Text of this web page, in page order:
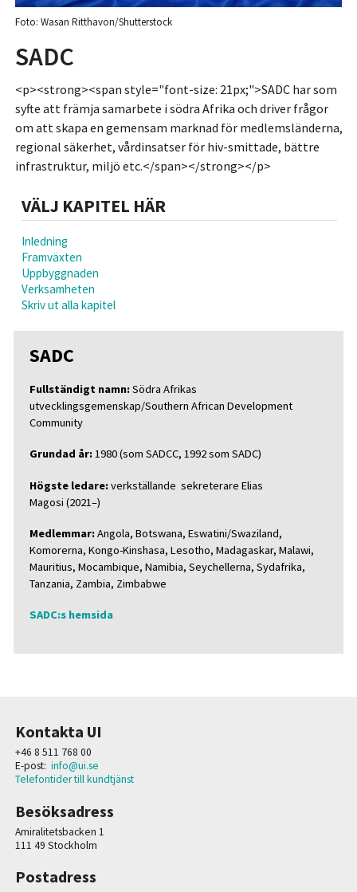
Foto: Wasan Ritthavon/Shutterstock
SADC
<p><strong><span style="font-size: 21px;">SADC har som
syfte att främja samarbete i södra Afrika och driver frågor
om att skapa en gemensam marknad för medlemsländerna,
regional säkerhet, vårdinsatser för hiv-smittade, bättre
infrastruktur, miljö etc.</span></strong></p>
VÄLJ KAPITEL HÄR
Inledning
Framväxten
Uppbyggnaden
Verksamheten
Skriv ut alla kapitel
SADC
Fullständigt namn:Södra Afrikas
utvecklingsgemenskap/Southern African Development
Community
Grundad år:1980 (som SADCC, 1992 som SADC)
Högste ledare:verkställande sekreterare Elias
Magosi (2021–)
Medlemmar:Angola, Botswana, Eswatini/Swaziland,
Komorerna, Kongo-Kinshasa, Lesotho, Madagaskar, Malawi,
Mauritius, Mocambique, Namibia, Seychellerna, Sydafrika,
Tanzania, Zambia, Zimbabwe
SADC:s hemsida
Kontakta UI
+46 8 511 768 00
E-post: info@ui.se
Telefontider till kundtjänst
Besöksadress
Amiralitetsbacken 1
111 49 Stockholm
Postadress